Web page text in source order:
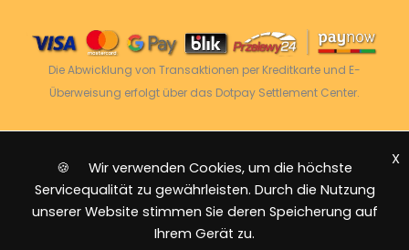
Die Abwicklung von Transaktionen per Kreditkarte und E-
Überweisung erfolgt über das Dotpay Settlement Center.
2026 © Power Energy - Alle Rechte vorbehalten
Sitemap
🍪 Wir verwenden Cookies, um die höchste
Servicequalität zu gewährleisten. Durch die Nutzung
unserer Website stimmen Sie deren Speicherung auf
Ihrem Gerät zu.
X